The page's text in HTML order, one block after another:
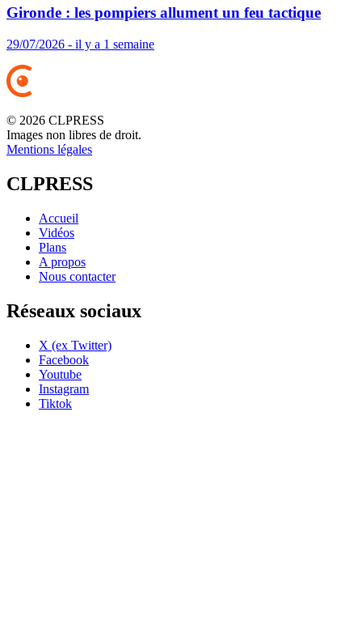
Gironde : les pompiers allument un feu tactique
29/07/2026 - il y a 1 semaine
© 2026 CLPRESS
Images non libres de droit.
Mentions légales
CLPRESS
Accueil
Vidéos
Plans
A propos
Nous contacter
Réseaux sociaux
X (ex Twitter)
Facebook
Youtube
Instagram
Tiktok